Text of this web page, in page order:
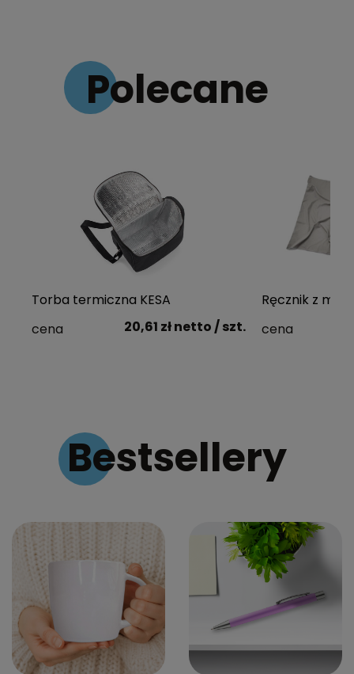
Polecane
Torba termiczna KESA
cena
20,61 złnetto/ szt.
Ręcznik z
cena
Bestsellery